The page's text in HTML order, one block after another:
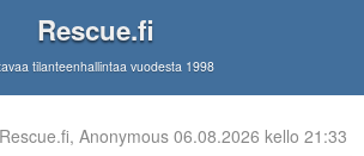
Rescue.fi
tilanteenhallintaa vuodesta 1998
Anonymous 06.08.2026 kello 21:33